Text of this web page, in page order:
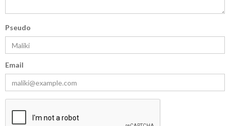
Pseudo
Email